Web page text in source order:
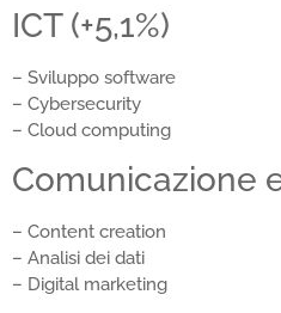
ICT (+5,1%)
– Sviluppo software
– Cybersecurity
– Cloud computing
Comunicazione
– Content creation
– Analisi dei dati
– Digital marketing